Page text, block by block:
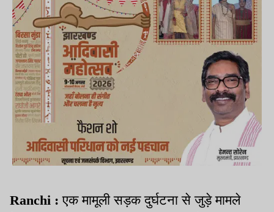
Ranchi : एक मामूली सड़क दुर्घटना से जुड़े मामले